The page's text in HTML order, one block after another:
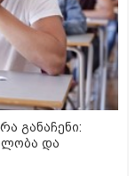
განაჩენი:
და